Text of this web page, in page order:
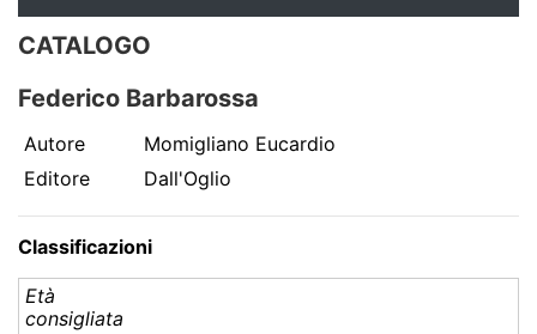
CATALOGO
Federico Barbarossa
Autore
Momigliano Eucardio
Editore
Dall'Oglio
Classificazioni
Età
consigliata